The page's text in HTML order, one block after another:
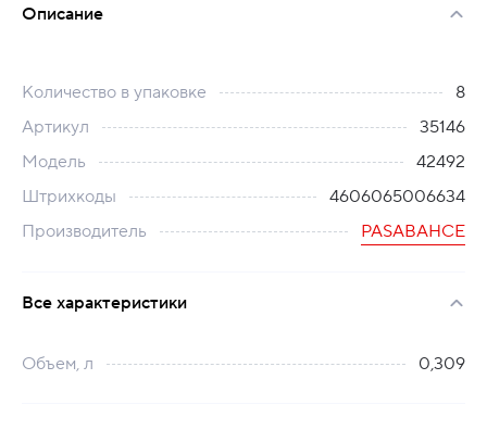
Описание
Количество в упаковке
8
Артикул
35146
Модель
42492
Штрихкоды
4606065006634
Производитель
PASABAHCE
Все характеристики
Объем, л 0,309